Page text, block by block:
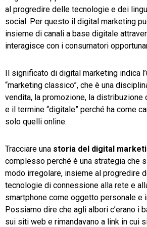
CRM
Ecommerce
Email Marketing
Fatturazione
Financial Solutions
Trust Services
TeamSystem Corporate
TeamSystem Store
al progredire delle tecnologie e dei
social. Per questo il digital marketing
insieme di canali a base digitale
interagisce con i consumatori
Il significato di digital marketing indica
“marketing classico”, che è una
vendita, la promozione, la
e il termine “digitale” perché ha come
solo quelli online.
Tracciare una storia del digital
complesso perché è una strategia che
modo irregolare, insieme al progredire
tecnologie di connessione alla rete e
smartphone come oggetto personale e
Possiamo dire che agli albori c’erano i
sui siti web e rimandavano a link in cui